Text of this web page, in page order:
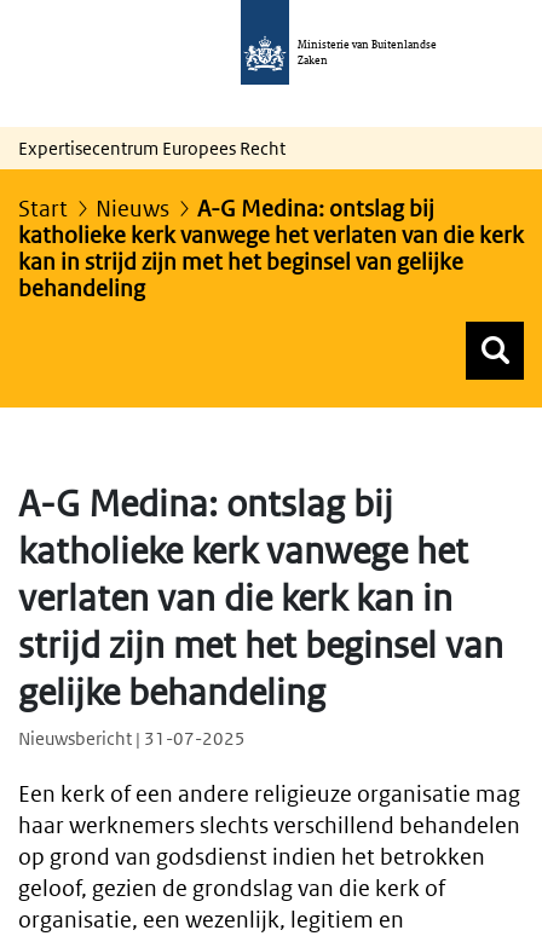
Ministerie van Buitenlandse
Zaken
Expertisecentrum Europees Recht
Start Nieuws
A-G Medina: ontslag bij
katholieke kerk vanwege het verlaten van die kerk
kan in strijd zijn met het beginsel van gelijke
behandeling
A-G Medina: ontslag bij
katholieke kerk vanwege het
verlaten van die kerk kan in
strijd zijn met het beginsel van
gelijke behandeling
Nieuwsbericht | 31-07-2025
Een kerk of een andere religieuze organisatie mag
haar werknemers slechts verschillend behandelen
op grond van godsdienst indien het betrokken
geloof, gezien de grondslag van die kerk of
organisatie, een wezenlijk, legitiem en